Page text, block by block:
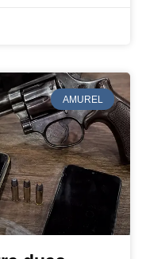
AMUREL